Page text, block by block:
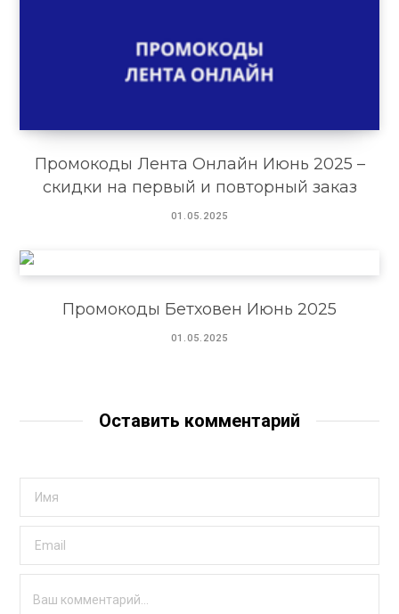
Промокоды Лента Онлайн Июнь 2025 –
скидки на первый и повторный заказ
01.05.2025
Промокоды Бетховен Июнь 2025
01.05.2025
Оставить комментарий